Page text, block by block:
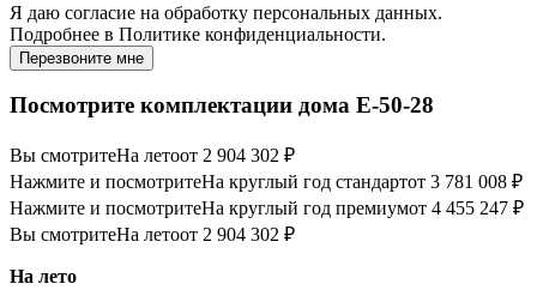
Я даю согласие на обработку персональных данных.
Подробнее в Политике конфиденциальности.
Перезвоните мне
Посмотрите комплектации дома E-50-28
Вы смотритеНа летоот 2 904 302 ₽
Нажмите и посмотритеНа круглый год стандартот 3 781 008 ₽
Нажмите и посмотритеНа круглый год премиумот 4 455 247 ₽
Вы смотритеНа летоот 2 904 302 ₽
На лето